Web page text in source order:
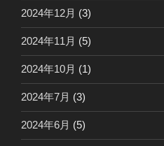
2024年12月 (3)
2024年11月 (5)
2024年10月 (1)
2024年7月 (3)
2024年6月 (5)